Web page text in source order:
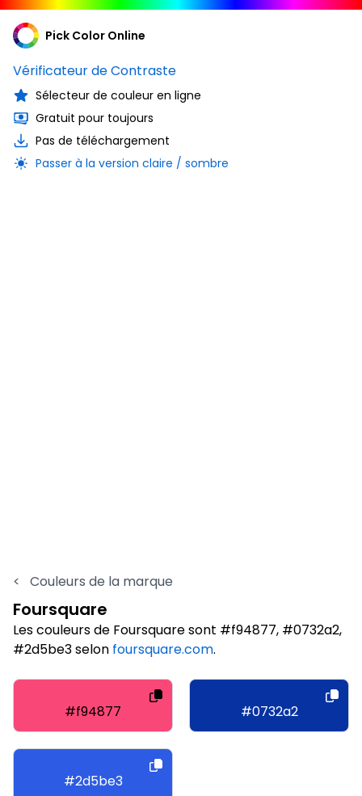
Pick Color Online
Vérificateur de Contraste
Sélecteur de couleur en ligne
Gratuit pour toujours
Pas de téléchargement
Passer à la version claire / sombre
< Couleurs de la marque
Foursquare
Les couleurs de Foursquare sont #f94877, #0732a2,
#2d5be3 selon foursquare.com.
#f94877 #0732a2
#2d5be3